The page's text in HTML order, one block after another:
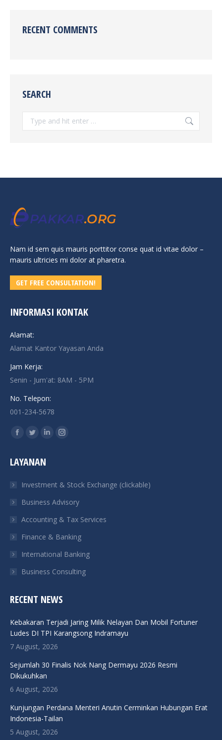
RECENT COMMENTS
SEARCH
Nam id sem quis mauris porttitor conse quat id vitae dolor –
mauris ultricies mi dolor at pharetra.
GET FREE CONSULTATION!
INFORMASI KONTAK
Alamat:
Alamat Kantor Yayasan Anda
Jam Kerja:
Senin - Jum'at: 8AM - 5PM
No. Telepon:
001-234-5678
Find us on:
Facebook
opens
new
window
Twitter
opens
new
window
Linkedin
new
window
Instagram
new
window
LAYANAN
Investment & Stock Exchange (clickable)
Business Advisory
Accounting & Tax Services
Finance & Banking
International Banking
Business Consulting
RECENT NEWS
Kebakaran Terjadi Jaring Milik Nelayan Dan Mobil Fortuner
Ludes DI TPI Karangsong Indramayu
7 August, 2026
Sejumlah 30 Finalis Nok Nang Dermayu 2026 Resmi
Dikukuhkan
6 August, 2026
Kunjungan Perdana Menteri Anutin Cerminkan Hubungan Erat
Indonesia-Tailan
5 August, 2026